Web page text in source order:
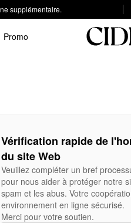
supplémentaire.
Promo
Vérification rapide de
du site Web
Veuillez compléter un bref
pour nous aider à protéger notre
spam et les abus. Votre
environnement en ligne sécurisé.
Merci pour votre soutien.